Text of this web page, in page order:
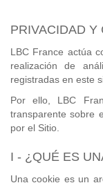
PRIVACIDAD Y
LBC France actúa
realización de
registradas en este
Por ello, LBC
transparente sobre
por el Sitio.
I - ¿QUÉ ES
Una cookie es un